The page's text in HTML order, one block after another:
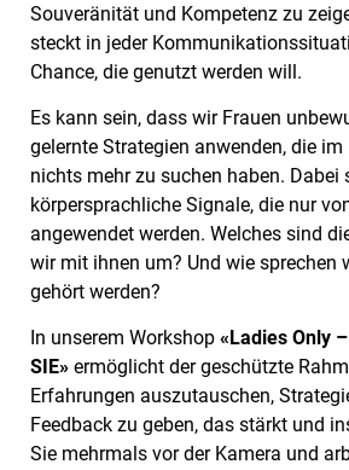
Souveränität und Kompetenz zu
steckt in jeder
Chance, die genutzt werden will.
Es kann sein, dass wir Frauen
gelernte Strategien anwenden, die
nichts mehr zu suchen haben. Dabei
körpersprachliche Signale, die nur
angewendet werden. Welches sind
wir mit ihnen um? Und wie sprechen
gehört werden?
In unserem Workshop «Ladies Only
SIE» ermöglicht der geschützte
Erfahrungen auszutauschen,
Feedback zu geben, das stärkt und
Sie mehrmals vor der Kamera und